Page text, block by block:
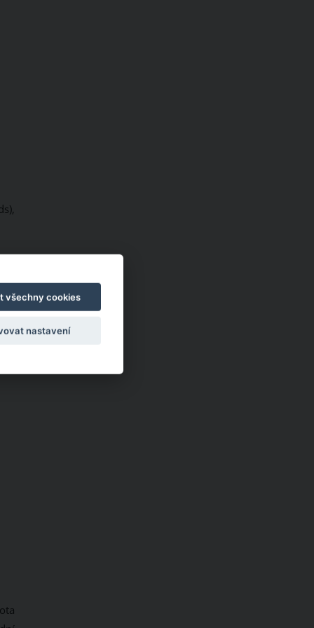
všechny cookies
nastavení